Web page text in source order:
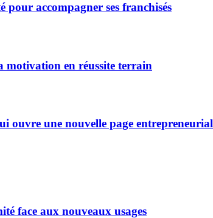
pour accompagner ses franchisés
motivation en réussite terrain
ouvre une nouvelle page
face aux nouveaux usages